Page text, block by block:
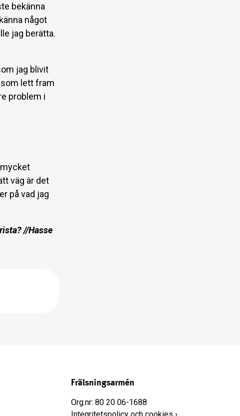
bekänna
något
jag berätta.
jag blivit
lett fram
problem i
väg är det
på vad jag
//Hasse
Frälsningsarmén
Org.nr: 80 20 06-1688